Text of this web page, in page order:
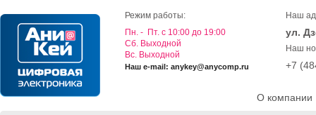
О компании
Режим работы:
Пн. - Пт. с 10:00 до 19:00
Cб. Выходной
Вс. Выходной
Наш e-mail: anykey@anycomp.ru
Наш
ул.
Наш
+7